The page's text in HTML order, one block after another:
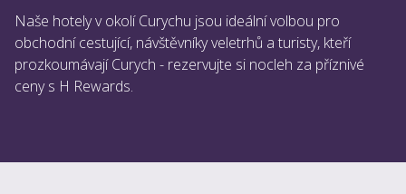
Naše hotely v okolí Curychu jsou ideální volbou pro
obchodní cestující, návštěvníky veletrhů a turisty, kteří
prozkoumávají Curych - rezervujte si nocleh za příznivé
ceny s H Rewards.